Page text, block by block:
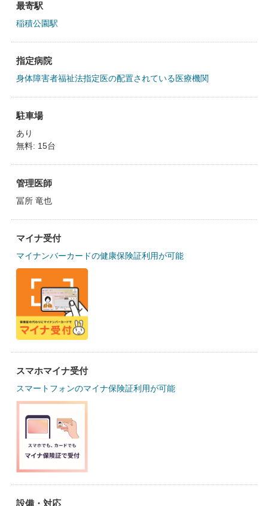
最寄駅
稲積公園駅
指定病院
身体障害者福祉法指定医の配置されている医療機関
駐車場
あり
無料: 15台
管理医師
冨所 竜也
マイナ受付
マイナンバーカードの健康保険証利用が可能
スマホマイナ受付
スマートフォンのマイナ保険証利用が可能
設備・対応